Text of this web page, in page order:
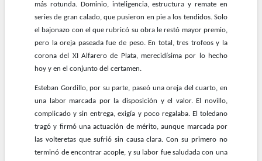
más rotunda. Dominio, inteligencia, estructura y remate en
series de gran calado, que pusieron en pie a los tendidos. Solo
el bajonazo con el que rubricó su obra le restó mayor premio,
pero la oreja paseada fue de peso. En total, tres trofeos y la
corona del XI Alfarero de Plata, merecidísima por lo hecho
hoy y en el conjunto del certamen.
Esteban Gordillo, por su parte, paseó una oreja del cuarto, en
una labor marcada por la disposición y el valor. El novillo,
complicado y sin entrega, exigía y poco regalaba. El toledano
tragó y firmó una actuación de mérito, aunque marcada por
las volteretas que sufrió sin causa clara. Con su primero no
terminó de encontrar acople, y su labor fue saludada con una